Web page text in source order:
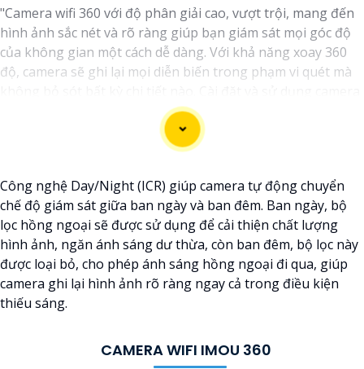
"Camera wifi 360 với độ phân giải cao, vượt trội, mang đến
hình ảnh sắc nét và rõ ràng giúp bạn giám sát mọi góc độ
của không gian một cách dễ dàng. Với khả năng xoay 360
độ, camera sẽ ghi lại mọi diễn biến trong phạm vi quét mà
qua kết nối wifi cũng rất tiện lợi, bạn có thể theo dõi từ xa
thông qua ứng dụng di động một cách đơn giản. Camera
wifi 360 là sự lựa chọn hoàn hảo để bảo vệ nhà cửa, văn
về chất lượng hình ảnh. Hãy trải nghiệm công nghệ hiện đại
và an ninh tối ưu với Camera wifi 360 hình ảnh sắc nét của
chúng tôi ngay hôm nay!"
Công nghệ Day/Night (ICR) giúp camera tự động chuyển
chế độ giám sát giữa ban ngày và ban đêm. Ban ngày, bộ
lọc hồng ngoại sẽ được sử dụng để cải thiện chất lượng
hình ảnh, ngăn ánh sáng dư thừa, còn ban đêm, bộ lọc này
được loại bỏ, cho phép ánh sáng hồng ngoại đi qua, giúp
camera ghi lại hình ảnh rõ ràng ngay cả trong điều kiện
thiếu sáng.
CAMERA WIFI IMOU 360